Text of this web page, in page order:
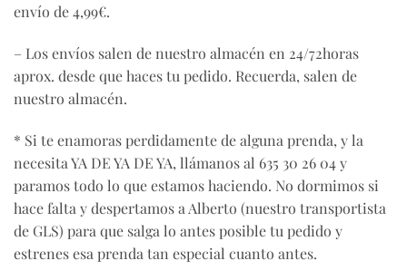
envío de 4,99€.
– Los envíos salen de nuestro almacén en 24/72horas
aprox. desde que haces tu pedido. Recuerda, salen de
nuestro almacén.
* Si te enamoras perdidamente de alguna prenda, y la
necesita YA DE YA DE YA, llámanos al 635 30 26 04 y
paramos todo lo que estamos haciendo. No dormimos si
hace falta y despertamos a Alberto (nuestro transportista
de GLS) para que salga lo antes posible tu pedido y
estrenes esa prenda tan especial cuanto antes.